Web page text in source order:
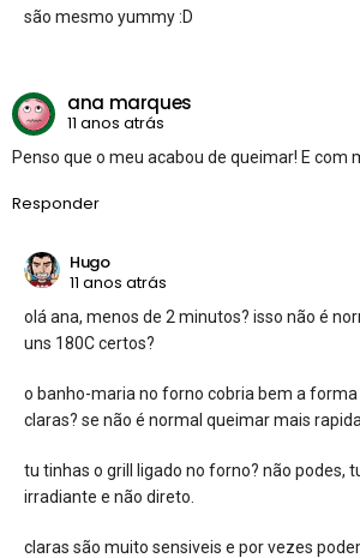
são mesmo yummy :D
ana marques
11 anos atrás
Penso que o meu acabou de queimar! E com
Responder
Hugo
11 anos atrás
olá ana, menos de 2 minutos? isso não é
uns 180C certos?
o banho-maria no forno cobria bem a
claras? se não é normal queimar mais
tu tinhas o grill ligado no forno? não podes,
irradiante e não direto.
claras são muito sensiveis e por vezes